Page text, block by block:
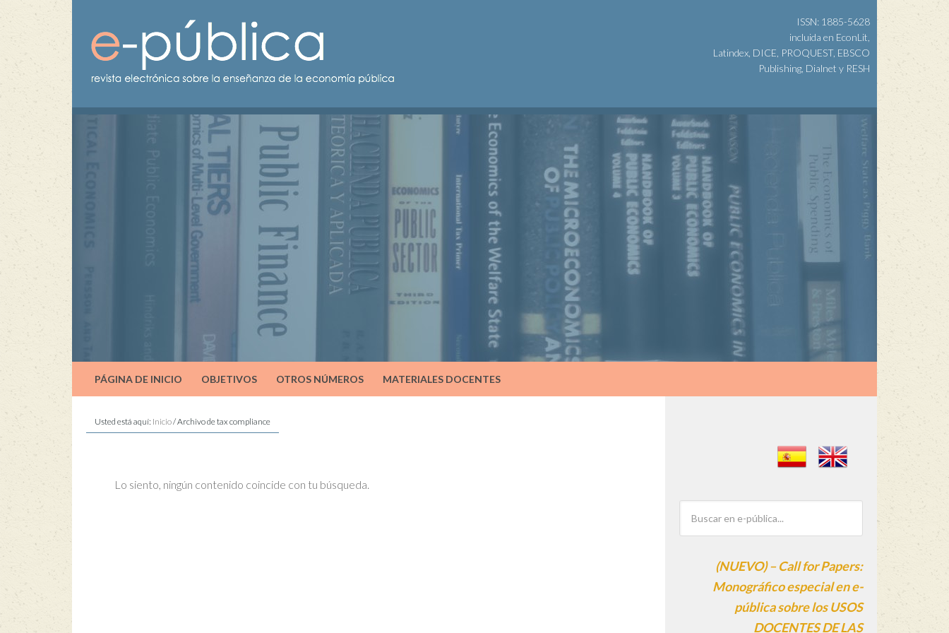
ISSN: 1885-5628
incluida en EconLit,
Latindex, DICE, PROQUEST, EBSCO
Publishing, Dialnet y RESH
PÁGINA DE INICIO OBJETIVOS OTROS NÚMEROS MATERIALES DOCENTES
Usted está aquí: Inicio/Archivo de tax compliance
Lo siento, ningún contenido coincide con tu búsqueda.
(NUEVO) – Call for Papers:
Monográfico especial en e-
pública sobre los USOS
DOCENTES DE LAS